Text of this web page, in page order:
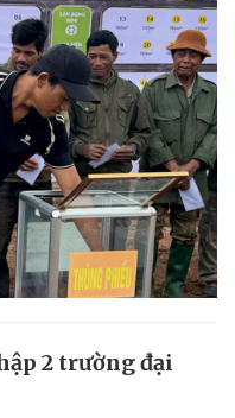
2 trường đại